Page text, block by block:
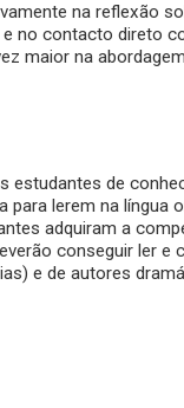
na reflexão
no contacto direto
maior na
estudantes de
lerem na língua
adquiram a
conseguir ler
e de autores